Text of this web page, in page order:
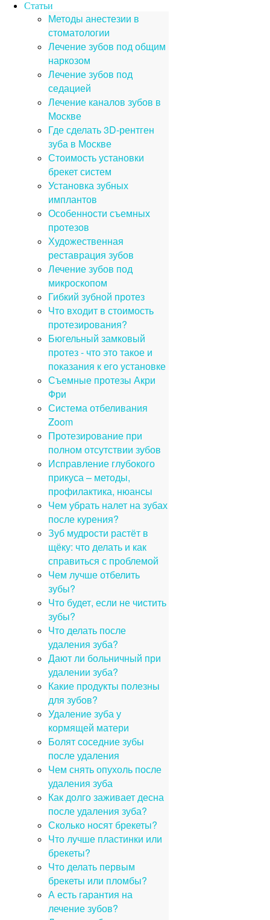
Статьи
Методы анестезии в
стоматологии
Лечение зубов под общим
наркозом
Лечение зубов под
седацией
Лечение каналов зубов в
Москве
Где сделать 3D-рентген
зуба в Москве
Стоимость установки
брекет систем
Установка зубных
имплантов
Особенности съемных
протезов
Художественная
реставрация зубов
Лечение зубов под
микроскопом
Гибкий зубной протез
Что входит в стоимость
протезирования?
Бюгельный замковый
протез - что это такое и
показания к его установке
Съемные протезы Акри
Фри
Система отбеливания
Zoom
Протезирование при
полном отсутствии зубов
Исправление глубокого
прикуса – методы,
профилактика, нюансы
Чем убрать налет на зубах
после курения?
Зуб мудрости растёт в
щёку: что делать и как
справиться с проблемой
Чем лучше отбелить
зубы?
Что будет, если не чистить
зубы?
Что делать после
удаления зуба?
Дают ли больничный при
удалении зуба?
Какие продукты полезны
для зубов?
Удаление зуба у
кормящей матери
Болят соседние зубы
после удаления
Чем снять опухоль после
удаления зуба
Как долго заживает десна
после удаления зуба?
Сколько носят брекеты?
Что лучше пластинки или
брекеты?
Что делать первым
брекеты или пломбы?
А есть гарантия на
лечение зубов?